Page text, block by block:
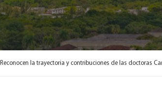
Reconocen la trayectoria y contribuciones de las doctoras